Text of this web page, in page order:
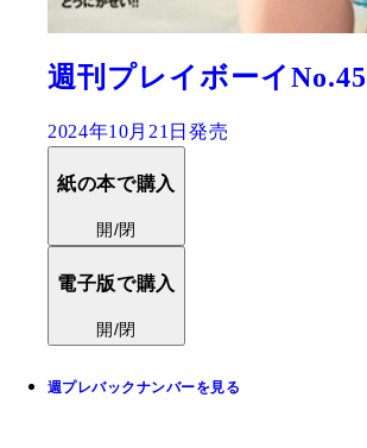
週刊プレイボーイNo.45
2024年10月21日発売
紙の本で購入
開/閉
電子版で購入
開/閉
週プレバックナンバーを見る